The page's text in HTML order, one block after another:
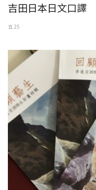
吉田日本日文口譯
五 25
回顧藝生 李進安2019水彩畫特輯